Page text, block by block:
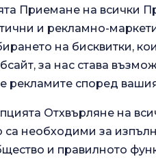
SB Istanbul
на Истанбулския
Приемане на всички
и рекламно-
на бисквитки,
за нас става
рекламите според
Отхвърляне на
са необходими за
и правилното